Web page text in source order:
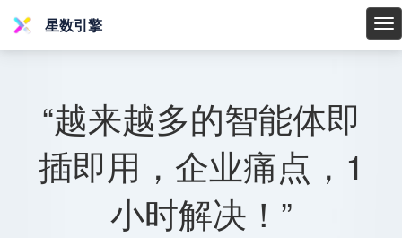
星
星数引擎
“越来越多的智能体即
插即用，企业痛点，1
小时解决！”